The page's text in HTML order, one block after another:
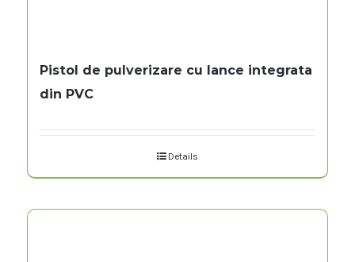
Pistol de pulverizare cu lance integrata
din PVC
Details